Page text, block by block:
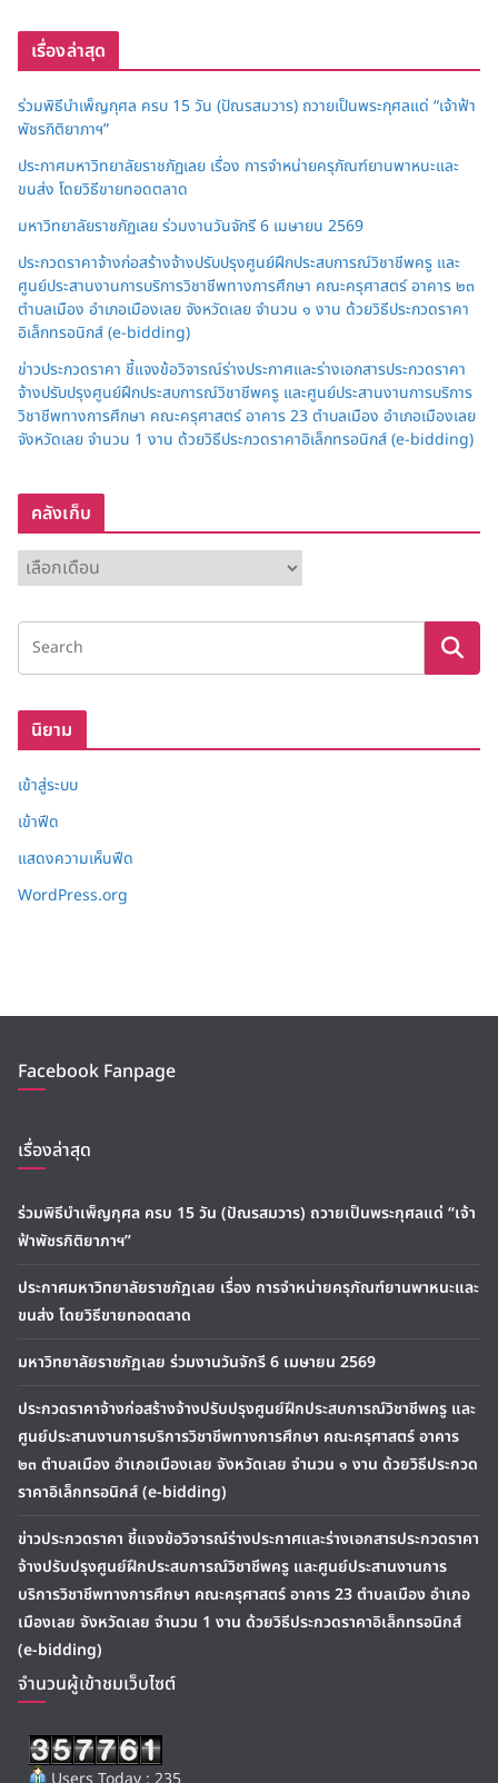
เรื่องล่าสุด
ร่วมพิธีบำเพ็ญกุศล ครบ 15 วัน (ปัณรสมวาร) ถวายเป็นพระกุศลแด่ “เจ้าฟ้า
พัชรกิติยาภาฯ”
ประกาศมหาวิทยาลัยราชภัฏเลย เรื่อง การจำหน่ายครุภัณฑ์ยานพาหนะและ
ขนส่ง โดยวิธีขายทอดตลาด
มหาวิทยาลัยราชภัฏเลย ร่วมงานวันจักรี 6 เมษายน 2569
ประกวดราคาจ้างก่อสร้างจ้างปรับปรุงศูนย์ฝึกประสบการณ์วิชาชีพครู และ
ศูนย์ประสานงานการบริการวิชาชีพทางการศึกษา คณะครุศาสตร์ อาคาร ๒๓
ตำบลเมือง อำเภอเมืองเลย จังหวัดเลย จำนวน ๑ งาน ด้วยวิธีประกวดราคา
อิเล็กทรอนิกส์ (e-bidding)
ข่าวประกวดราคา ชี้แจงข้อวิจารณ์ร่างประกาศและร่างเอกสารประกวดราคา
จ้างปรับปรุงศูนย์ฝึกประสบการณ์วิชาชีพครู และศูนย์ประสานงานการบริการ
วิชาชีพทางการศึกษา คณะครุศาสตร์ อาคาร 23 ตำบลเมือง อำเภอเมืองเลย
จังหวัดเลย จำนวน 1 งาน ด้วยวิธีประกวดราคาอิเล็กทรอนิกส์ (e-bidding)
คลังเก็บ
ลั
ง
ก็
นิยาม
เข้าสู่ระบบ
เข้าฟีด
แสดงความเห็นฟีด
WordPress.org
Facebook Fanpage
เรื่องล่าสุด
ร่วมพิธีบำเพ็ญกุศล ครบ 15 วัน (ปัณรสมวาร) ถวายเป็นพระกุศลแด่ “เจ้า
ฟ้าพัชรกิติยาภาฯ”
ประกาศมหาวิทยาลัยราชภัฏเลย เรื่อง การจำหน่ายครุภัณฑ์ยานพาหนะและ
ขนส่ง โดยวิธีขายทอดตลาด
มหาวิทยาลัยราชภัฏเลย ร่วมงานวันจักรี 6 เมษายน 2569
ประกวดราคาจ้างก่อสร้างจ้างปรับปรุงศูนย์ฝึกประสบการณ์วิชาชีพครู และ
ศูนย์ประสานงานการบริการวิชาชีพทางการศึกษา คณะครุศาสตร์ อาคาร
๒๓ ตำบลเมือง อำเภอเมืองเลย จังหวัดเลย จำนวน ๑ งาน ด้วยวิธีประกวด
ราคาอิเล็กทรอนิกส์ (e-bidding)
ข่าวประกวดราคา ชี้แจงข้อวิจารณ์ร่างประกาศและร่างเอกสารประกวดราคา
จ้างปรับปรุงศูนย์ฝึกประสบการณ์วิชาชีพครู และศูนย์ประสานงานการ
บริการวิชาชีพทางการศึกษา คณะครุศาสตร์ อาคาร 23 ตำบลเมือง อำเภอ
เมืองเลย จังหวัดเลย จำนวน 1 งาน ด้วยวิธีประกวดราคาอิเล็กทรอนิกส์
(e-bidding)
จำนวนผู้เข้าชมเว็บไซต์